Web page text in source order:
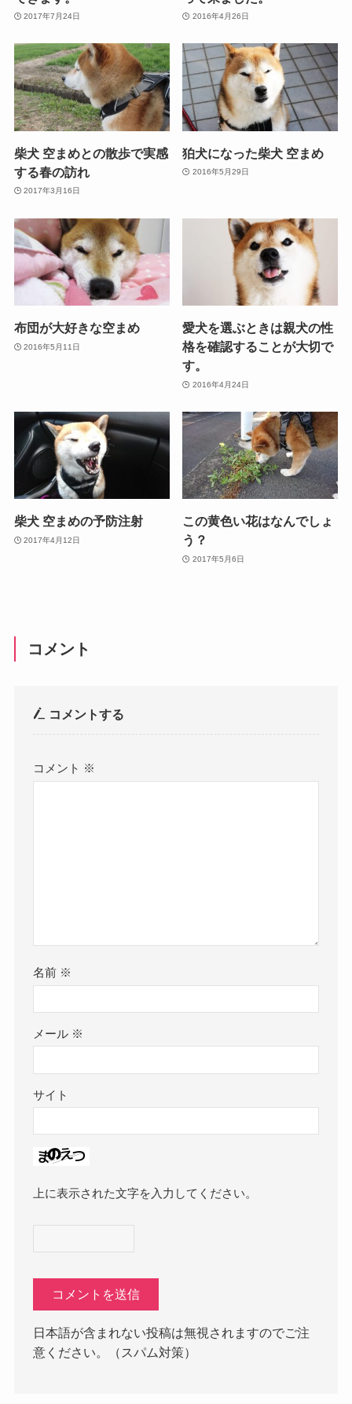
2017年7月24日 2016年4月26日
柴犬 空まめとの散歩で実感
する春の訪れ
2017年3月16日
狛犬になった柴犬 空まめ
2016年5月29日
布団が大好きな空まめ
2016年5月11日
愛犬を選ぶときは親犬の性
格を確認することが大切で
す。
2016年4月24日
柴犬 空まめの予防注射
2017年4月12日
この黄色い花はなんでしょ
う？
2017年5月6日
コメント
コメントする
コメント ※
名前 ※
メール ※
サイト
上に表示された文字を入力してください。
日本語が含まれない投稿は無視されますのでご注
意ください。（スパム対策）